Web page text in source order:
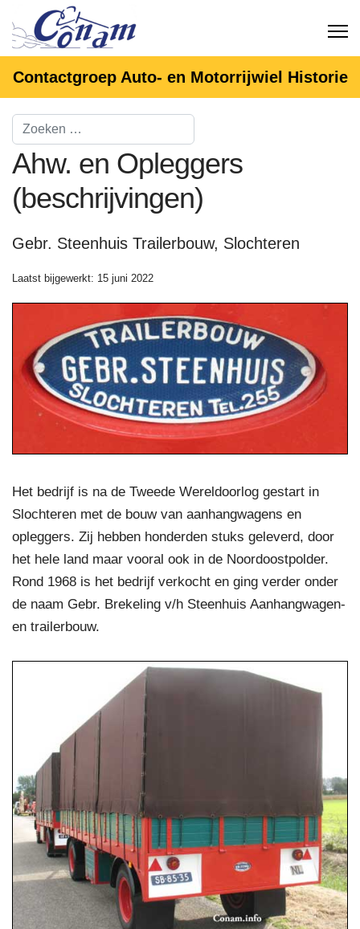
Contactgroep Auto- en Motorrijwiel Historie
Ahw. en Opleggers
(beschrijvingen)
Gebr. Steenhuis Trailerbouw, Slochteren
Laatst bijgewerkt: 15 juni 2022
Het bedrijf is na de Tweede Wereldoorlog gestart in
Slochteren met de bouw van aanhangwagens en
opleggers. Zij hebben honderden stuks geleverd, door
het hele land maar vooral ook in de Noordoostpolder.
Rond 1968 is het bedrijf verkocht en ging verder onder
de naam Gebr. Brekeling v/h Steenhuis Aanhangwagen-
en trailerbouw.